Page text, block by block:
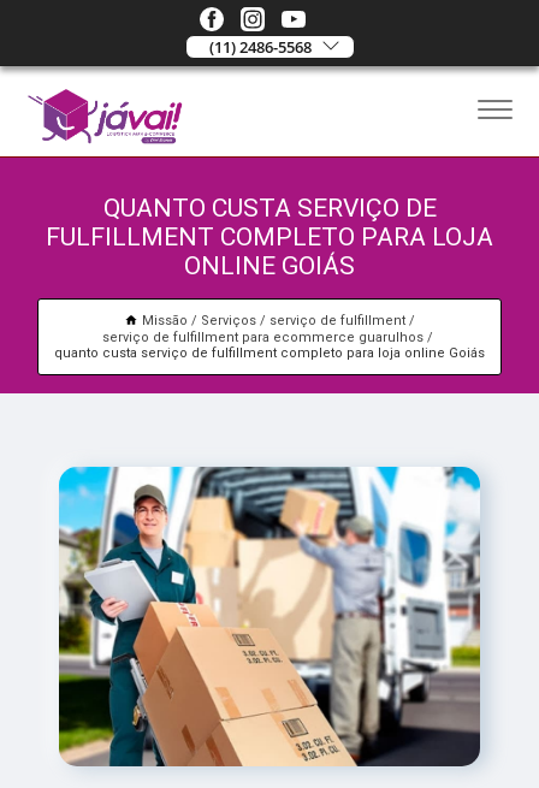
(11) 2486-5568
QUANTO CUSTA SERVIÇO DE
FULFILLMENT COMPLETO PARA LOJA
ONLINE GOIÁS
Missão Serviços
serviço de fulfillment
serviço de fulfillment para ecommerce guarulhos
quanto custa serviço de fulfillment completo para loja online Goiás